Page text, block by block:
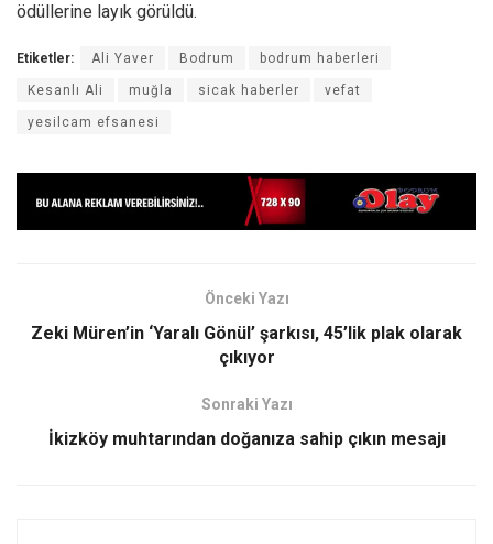
ödüllerine layık görüldü.
Etiketler: Ali Yaver Bodrum bodrum haberleri
Kesanlı Ali muğla sicak haberler vefat
yesilcam efsanesi
Önceki Yazı
Zeki Müren’in ‘Yaralı Gönül’ şarkısı, 45’lik plak olarak
çıkıyor
Sonraki Yazı
İkizköy muhtarından doğanıza sahip çıkın mesajı